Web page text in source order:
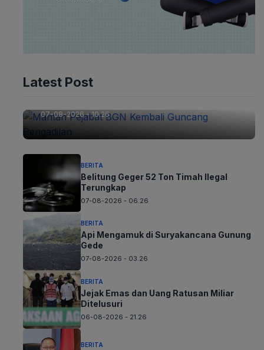
Latest Post
Mantan Pejabat BGN Kembali
07-08-2026 - 10.26
BERITA
Belitung Geger 52 Ton Timah Ilegal
Terungkap
07-08-2026 - 06.26
BERITA
Api Mengamuk di Suryakancana Gunung
Gede
07-08-2026 - 03.26
BERITA
Jejak Emas dan Uang Ratusan Miliar
Ditelusuri
06-08-2026 - 21.26
BERITA